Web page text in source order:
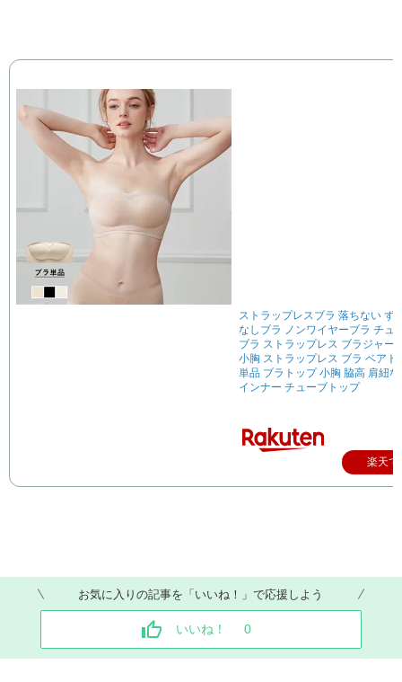
ストラップレスブラ 落ちない ず
なしブラ ノンワイヤーブラ チュ
ブラ ストラップレス ブラジャー
小胸 ストラップレス ブラ ベアト
単品 ブラトップ 小胸 脇高 肩紐
インナー チューブトップ
楽天で
お気に入りの記事を「いいね！」で応援しよう
いいね！ 0